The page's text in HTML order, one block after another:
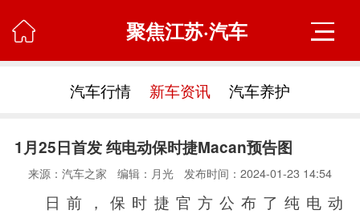
 聚焦江苏·汽车
汽车行情 新车资讯 汽车养护
1月25日首发 纯电动保时捷Macan预告图
来源：汽车之家 编辑：月光 发布时间：2024-01-23 14:54
日前，保时捷官方公布了纯电动